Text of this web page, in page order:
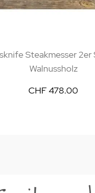
sknife Steakmesser 2er
Walnussholz
CHF 478.00